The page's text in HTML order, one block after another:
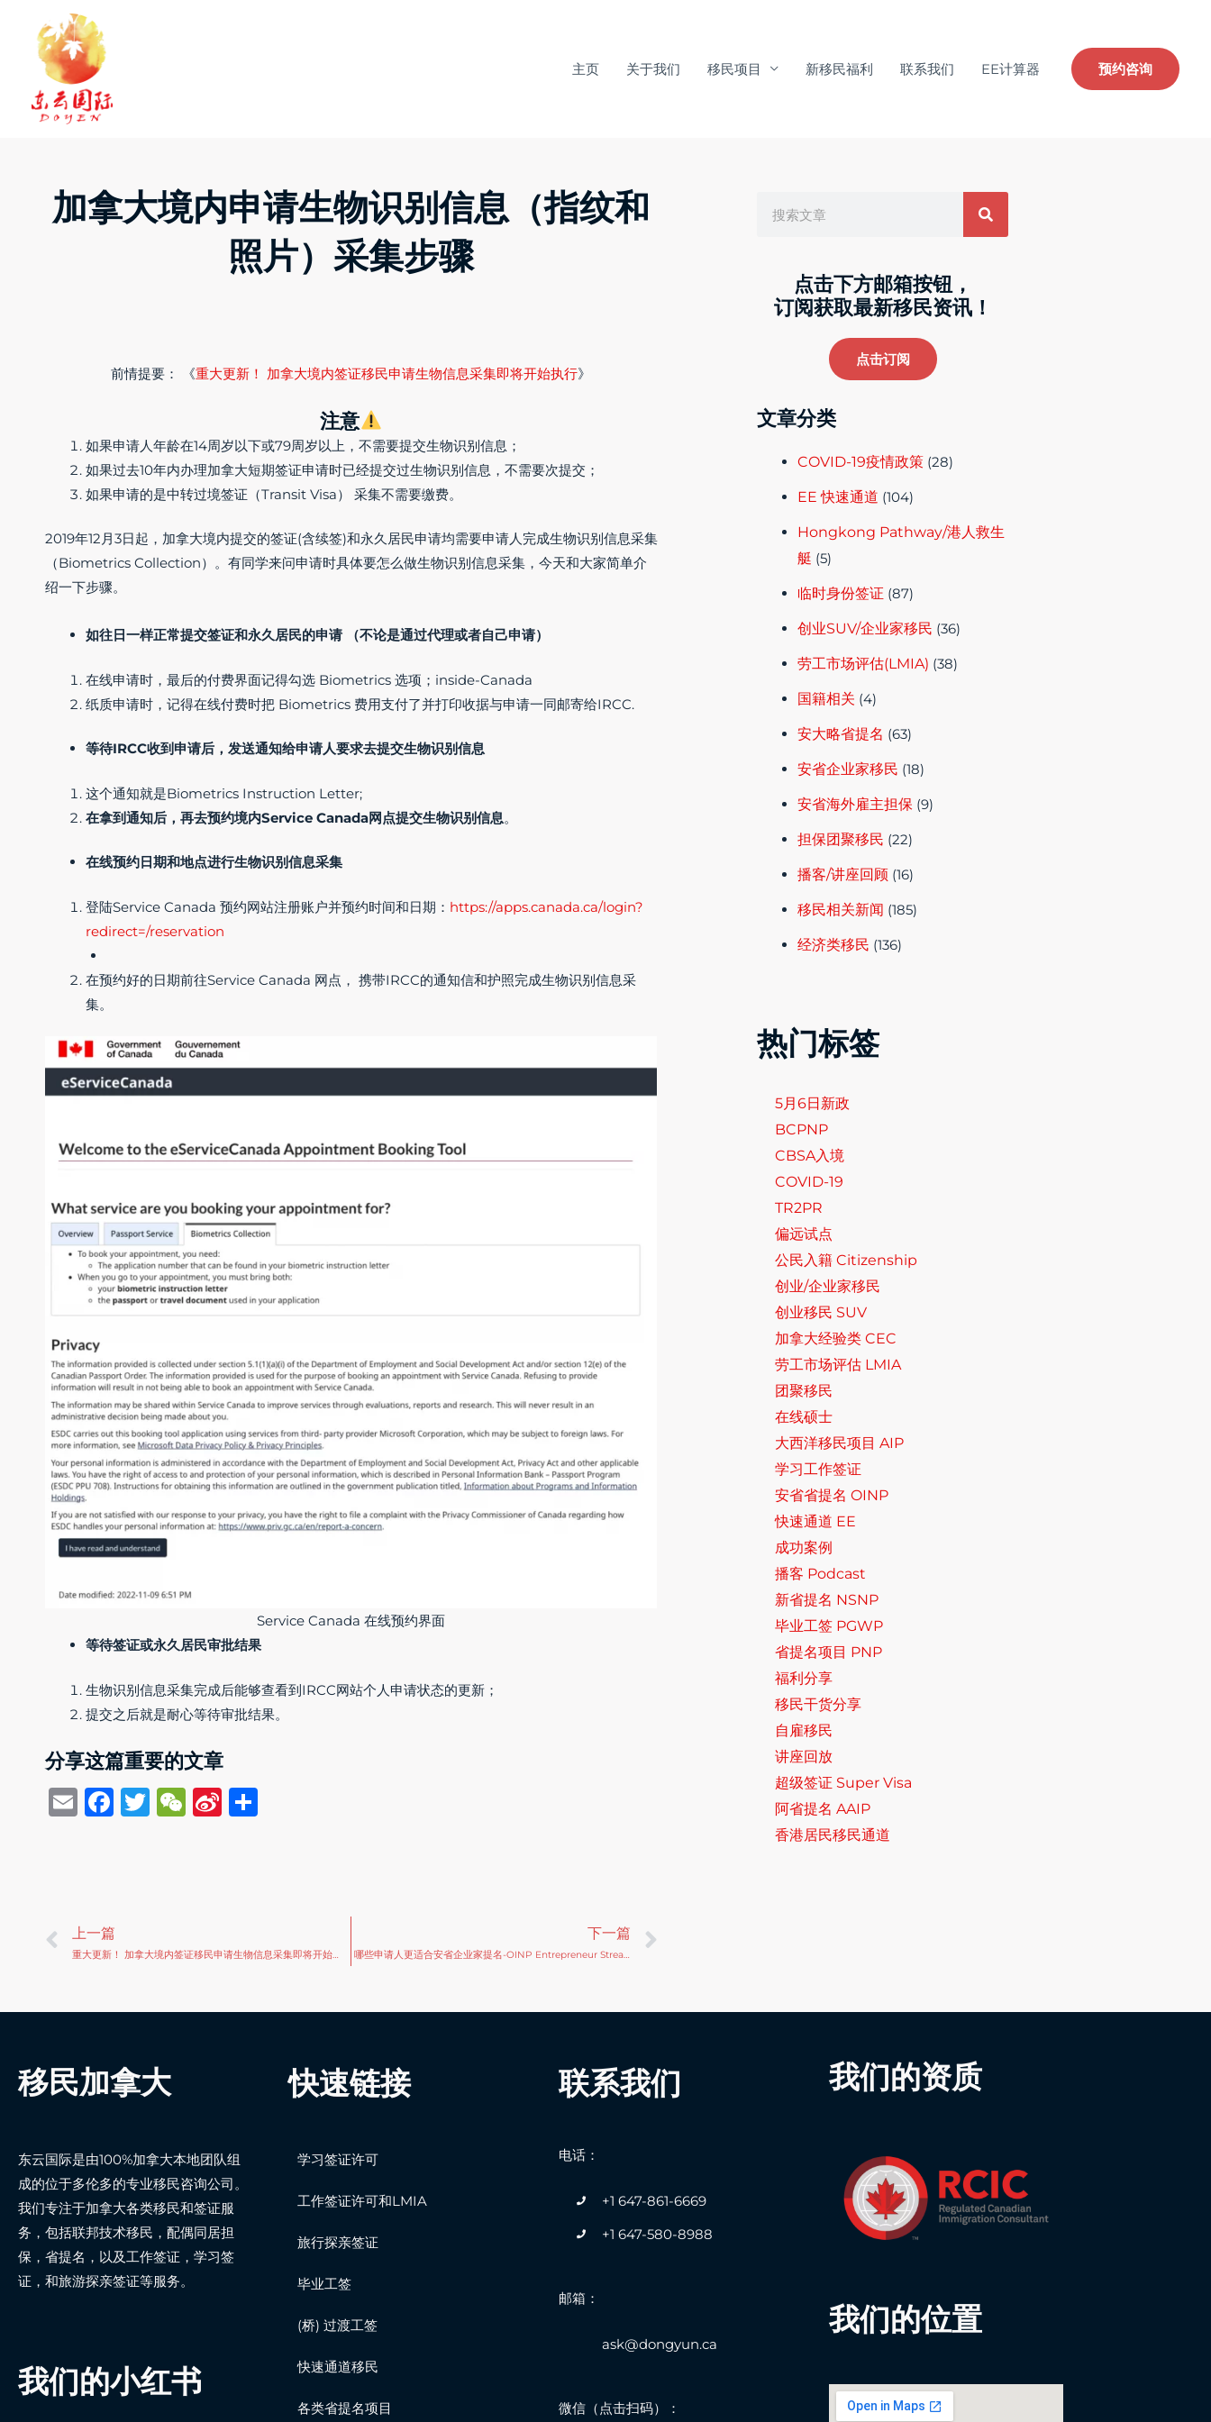
content
主页 关于我们 移民项目 新移民福利 联系我们 EE计算器 预约咨询
加拿大境内申请生物识别信息（指纹和
照片）采集步骤
前情提要： 《重大更新！ 加拿大境内签证移民申请生物信息采集即将开始执行》
注意
如果申请人年龄在14周岁以下或79周岁以上，不需要提交生物识别信息；
如果过去10年内办理加拿大短期签证申请时已经提交过生物识别信息，不需要次提交；
如果申请的是中转过境签证（Transit Visa） 采集不需要缴费。
2019年12月3日起，加拿大境内提交的签证(含续签)和永久居民申请均需要申请人完成生物识别信息采集
（Biometrics Collection）。有同学来问申请时具体要怎么做生物识别信息采集，今天和大家简单介
绍一下步骤。
如往日一样正常提交签证和永久居民的申请 （不论是通过代理或者自己申请）
在线申请时，最后的付费界面记得勾选 Biometrics 选项；inside-Canada
纸质申请时，记得在线付费时把 Biometrics 费用支付了并打印收据与申请一同邮寄给IRCC.
等待IRCC收到申请后，发送通知给申请人要求去提交生物识别信息
这个通知就是Biometrics Instruction Letter;
在拿到通知后，再去预约境内Service Canada网点提交生物识别信息。
在线预约日期和地点进行生物识别信息采集
登陆Service Canada 预约网站注册账户并预约时间和日期： https://apps.canada.ca/login?
redirect=/reservation
在预约好的日期前往Service Canada 网点， 携带IRCC的通知信和护照完成生物识别信息采
集。
Service Canada 在线预约界面
等待签证或永久居民审批结果
生物识别信息采集完成后能够查看到IRCC网站个人申请状态的更新；
提交之后就是耐心等待审批结果。
分享这篇重要的文章
EmailFacebook
Twitter
WeChat
Sina
上一篇 下一篇
点击下方邮箱按钮，
订阅获取最新移民资讯！
点击订阅
文章分类
COVID-19疫情政策(28)
EE 快速通道 (104)
Hongkong Pathway/港人救生
艇 (5)
临时身份签证 (87)
创业SUV/企业家移民 (36)
劳工市场评估(LMIA) (38)
国籍相关 (4)
安大略省提名 (63)
安省企业家移民 (18)
安省海外雇主担保(9)
担保团聚移民 (22)
播客/讲座回顾(16)
移民相关新闻 (185)
经济类移民 (136)
热门标签
5月6日新政
BCPNP
CBSA入境
COVID-19
TR2PR
偏远试点
公民入籍 Citizenship
创业/企业家移民
创业移民 SUV
加拿大经验类 CEC
劳工市场评估 LMIA
团聚移民
在线硕士
大西洋移民项目 AIP
学习工作签证
安省省提名 OINP
快速通道 EE
成功案例
播客 Podcast
新省提名 NSNP
毕业工签 PGWP
省提名项目 PNP
福利分享
移民干货分享
自雇移民
讲座回放
超级签证 Super Visa
阿省提名 AAIP
香港居民移民通道
移民加拿大
东云国际是由100%加拿大本地团队组
成的位于多伦多的专业移民咨询公司。
我们专注于加拿大各类移民和签证服
务，包括联邦技术移民，配偶同居担
保，省提名，以及工作签证，学习签
证，和旅游探亲签证等服务。
我们的小红书
快速链接
学习签证许可
工作签证许可和LMIA
旅行探亲签证
毕业工签
(桥) 过渡工签
快速通道移民
各类省提名项目
联系我们
电话：
+1 647-861-6669
+1 647-580-8988
邮箱：
ask@dongyun.ca
微信（点击扫码）：
我们的资质
我们的位置